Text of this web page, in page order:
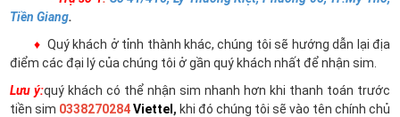
Tiền Giang.
♦ Quý khách ở tỉnh thành khác, chúng tôi sẽ hướng dẫn lại địa
điểm các đại lý của chúng tôi ở gần quý khách nhất để nhận sim.
Lưu ý:quý khách có thể nhận sim nhanh hơn khi thanh toán trước
tiền sim 0338270284Viettel , khi đó chúng tôi sẽ vào tên chính chủ